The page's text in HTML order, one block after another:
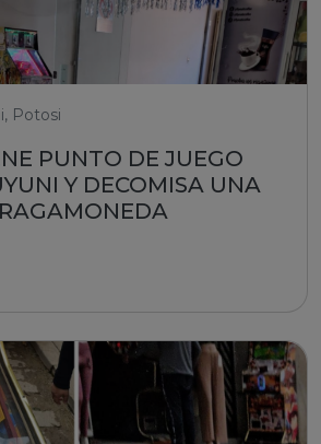
Potosi
PUNTO DE JUEGO
Y DECOMISA UNA